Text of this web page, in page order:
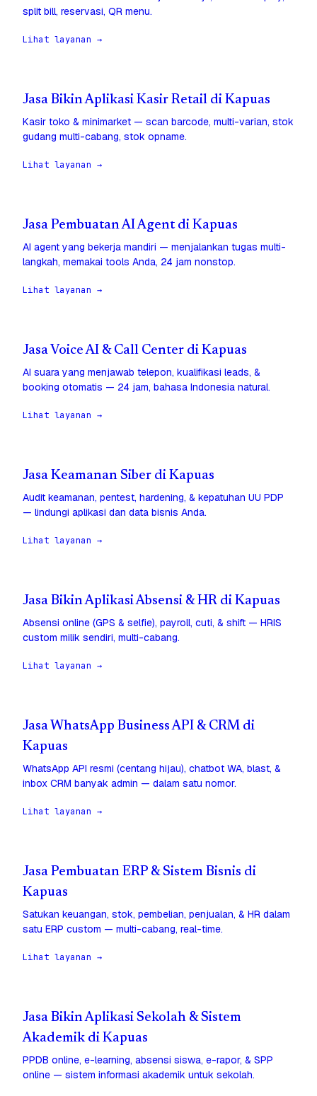
split bill, reservasi, QR menu.
Lihat layanan →
Jasa Bikin Aplikasi Kasir Retail di Kapuas
Kasir toko & minimarket — scan barcode, multi-varian, stok
gudang multi-cabang, stok opname.
Lihat layanan →
Jasa Pembuatan AI Agent di Kapuas
AI agent yang bekerja mandiri — menjalankan tugas multi-
langkah, memakai tools Anda, 24 jam nonstop.
Lihat layanan →
Jasa Voice AI & Call Center di Kapuas
AI suara yang menjawab telepon, kualifikasi leads, &
booking otomatis — 24 jam, bahasa Indonesia natural.
Lihat layanan →
Jasa Keamanan Siber di Kapuas
Audit keamanan, pentest, hardening, & kepatuhan UU PDP
— lindungi aplikasi dan data bisnis Anda.
Lihat layanan →
Jasa Bikin Aplikasi Absensi & HR di Kapuas
Absensi online (GPS & selfie), payroll, cuti, & shift — HRIS
custom milik sendiri, multi-cabang.
Lihat layanan →
Jasa WhatsApp Business API & CRM di
Kapuas
WhatsApp API resmi (centang hijau), chatbot WA, blast, &
inbox CRM banyak admin — dalam satu nomor.
Lihat layanan →
Jasa Pembuatan ERP & Sistem Bisnis di
Kapuas
Satukan keuangan, stok, pembelian, penjualan, & HR dalam
satu ERP custom — multi-cabang, real-time.
Lihat layanan →
Jasa Bikin Aplikasi Sekolah & Sistem
Akademik di Kapuas
PPDB online, e-learning, absensi siswa, e-rapor, & SPP
online — sistem informasi akademik untuk sekolah.